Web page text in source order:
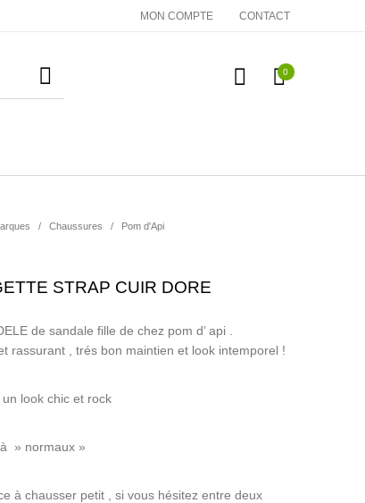
MON COMPTE CONTACT
0
/ Chaussures / Pom d'Api
STRAP CUIR DORE
de sandale fille de chez pom d’ api .
rassurant , trés bon maintien et look intemporel !
look chic et rock
» normaux »
à chausser petit , si vous hésitez entre deux